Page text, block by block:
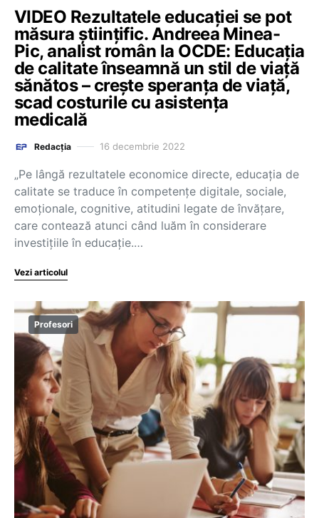
VIDEO Rezultatele educației se pot
măsura științific. Andreea Minea-
Pic, analist român la OCDE: Educația
de calitate înseamnă un stil de viață
sănătos – crește speranța de viață,
scad costurile cu asistența
medicală
Redacția 16 decembrie 2022
„Pe lângă rezultatele economice directe, educația de
calitate se traduce în competențe digitale, sociale,
emoționale, cognitive, atitudini legate de învățare,
care contează atunci când luăm în considerare
investițiile în educație.…
Vezi articolul
Profesori